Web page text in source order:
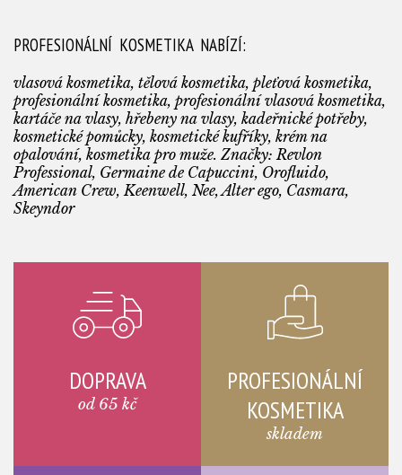
PROFESIONÁLNÍ KOSMETIKA NABÍZÍ:
vlasová kosmetika, tělová kosmetika, pleťová kosmetika,
profesionální kosmetika, profesionální vlasová kosmetika,
kartáče na vlasy, hřebeny na vlasy, kadeřnické potřeby,
kosmetické pomůcky, kosmetické kufříky, krém na
opalování, kosmetika pro muže. Značky: Revlon
Professional, Germaine de Capuccini, Orofluido,
American Crew, Keenwell, Nee, Alter ego, Casmara,
Skeyndor
DOPRAVA
od 65 kč
PROFESIONÁLNÍ
KOSMETIKA
skladem